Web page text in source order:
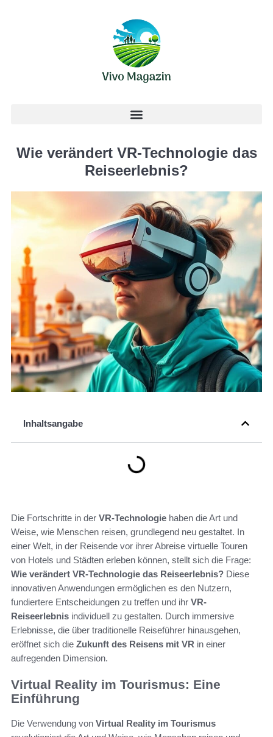
Wie verändert VR-Technologie das
Reiseerlebnis?
Inhaltsangabe
Die Fortschritte in der VR-Technologie haben die Art und
Weise, wie Menschen reisen, grundlegend neu gestaltet. In
einer Welt, in der Reisende vor ihrer Abreise virtuelle Touren
von Hotels und Städten erleben können, stellt sich die Frage:
Wie verändert VR-Technologie das Reiseerlebnis? Diese
innovativen Anwendungen ermöglichen es den Nutzern,
fundiertere Entscheidungen zu treffen und ihr VR-
Reiseerlebnis individuell zu gestalten. Durch immersive
Erlebnisse, die über traditionelle Reiseführer hinausgehen,
eröffnet sich die Zukunft des Reisens mit VR in einer
aufregenden Dimension.
Virtual Reality im Tourismus: Eine
Einführung
Die Verwendung von Virtual Reality im Tourismus